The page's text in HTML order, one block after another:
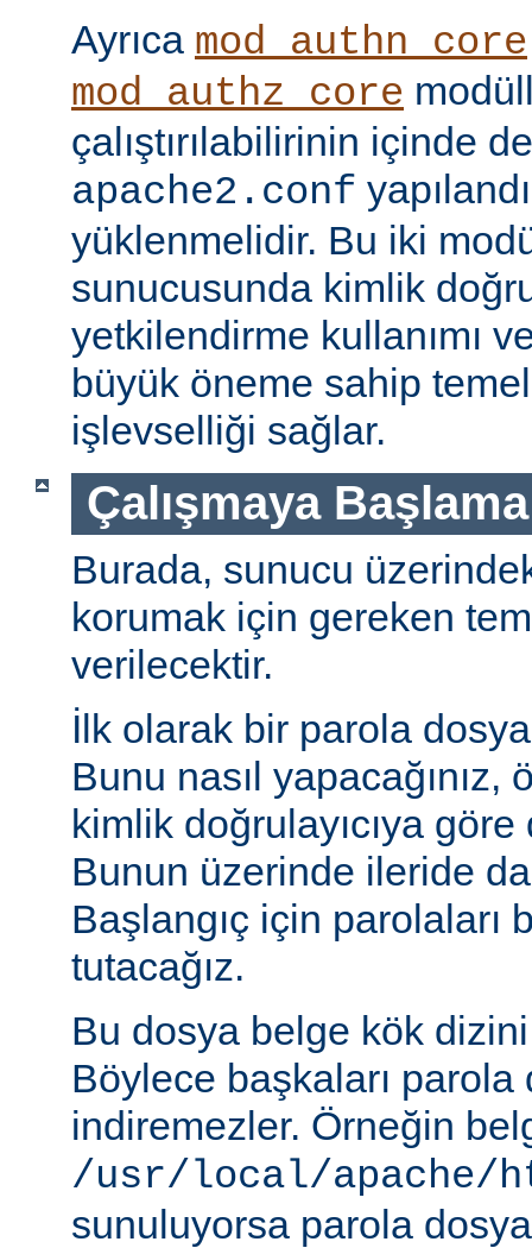
Ayrıca mod_authn_core
mod_authz_core
çalıştırılabilirinin içinde
apache2.conf
yüklenmelidir. Bu iki
sunucusunda kimlik
yetkilendirme kullanımı
büyük öneme sahip
işlevselliği sağlar.
Çalışmaya Başlama
Burada, sunucu
korumak için gereken
verilecektir.
İlk olarak bir parola
Bunu nasıl
kimlik doğrulayıcıya
Bunun üzerinde ileride
Başlangıç için parolaları
tutacağız.
Bu dosya belge kök dizini
Böylece başkaları parola
indiremezler. Örneğin
/usr/local/apache/
sunuluyorsa parola